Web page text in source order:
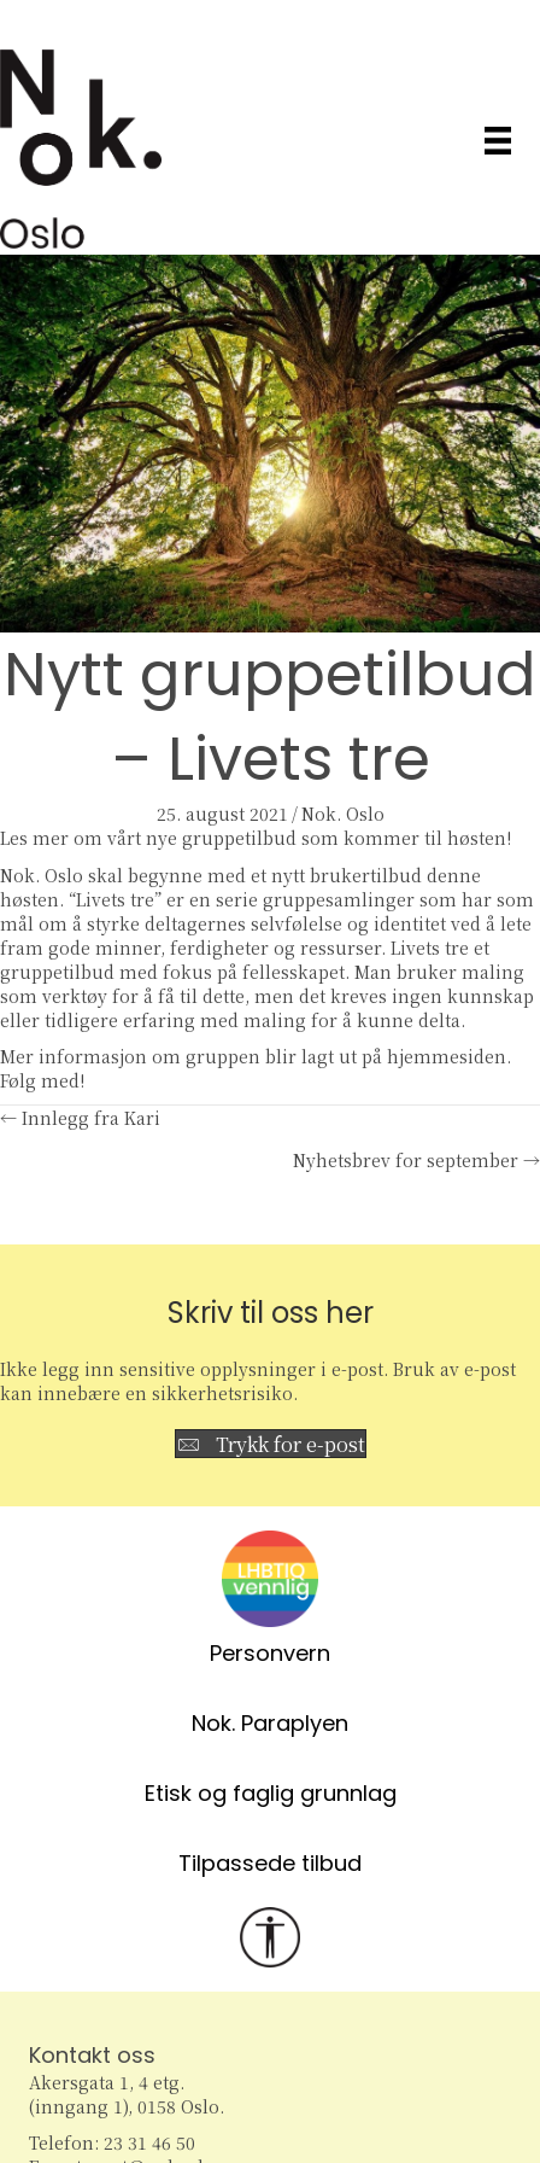
Nytt gruppetilbud
– Livets tre
25. august 2021 /Nok. Oslo
Les mer om vårt nye gruppetilbud som kommer til høsten!
Nok. Oslo skal begynne med et nytt brukertilbud denne
høsten. “Livets tre” er en serie gruppesamlinger som har som
mål om å styrke deltagernes selvfølelse og identitet ved å lete
fram gode minner, ferdigheter og ressurser. Livets tre et
gruppetilbud med fokus på fellesskapet. Man bruker maling
som verktøy for å få til dette, men det kreves ingen kunnskap
eller tidligere erfaring med maling for å kunne delta.
Mer informasjon om gruppen blir lagt ut på hjemmesiden.
Følg med!
Posts
← Innlegg fra Kari
Nyhetsbrev for september →
Skriv til oss her
Ikke legg inn sensitive opplysninger i e-post. Bruk av e-post
kan innebære en sikkerhetsrisiko.
Trykk for e-post
Personvern
Nok. Paraplyen
Etisk og faglig grunnlag
Tilpassede tilbud
Kontakt oss
Akersgata 1, 4 etg.
(inngang 1), 0158 Oslo.
Telefon: 23 31 46 50